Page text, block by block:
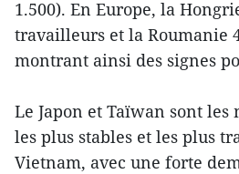
1.500). En Europe, la
travailleurs et la Roumanie
montrant ainsi des signes
Le Japon et Taïwan sont
les plus stables et les plus
Vietnam, avec une forte